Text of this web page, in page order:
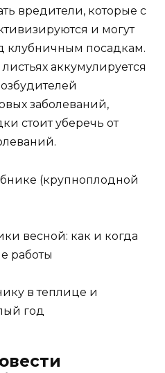
вредители, которые с
и могут
клубничным посадкам.
аккумулируется
заболеваний,
стоит уберечь от
(крупноплодной
весной: как и когда
работы
в теплице и
год